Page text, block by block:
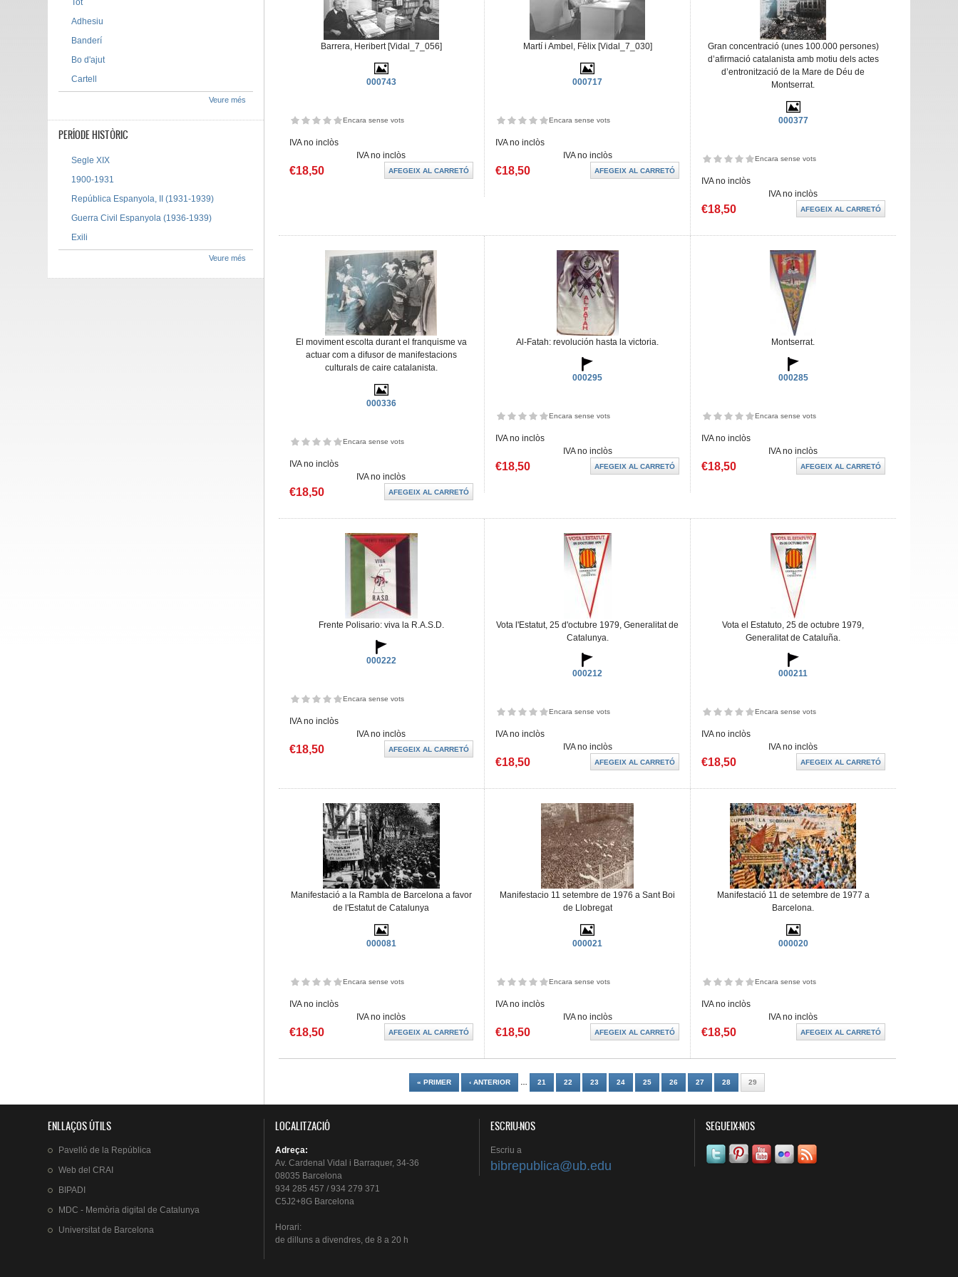
Barrera, Heribert [Vidal_7_056]
000743
Encara sense vots
IVA no inclòs
IVA no inclòs
€18,50
Martí i Ambel, Fèlix [Vidal_7_030]
000717
Encara sense vots
IVA no inclòs
IVA no inclòs
€18,50
Gran concentració (unes 100.000 persones)
d’afirmació catalanista amb motiu dels actes
d’entronització de la Mare de Déu de
Montserrat.
000377
Encara sense vots
IVA no inclòs
IVA no inclòs
€18,50
El moviment escolta durant el franquisme va
actuar com a difusor de manifestacions
culturals de caire catalanista.
000336
Encara sense vots
IVA no inclòs
IVA no inclòs
€18,50
Al-Fatah: revolución hasta la victoria.
000295
Encara sense vots
IVA no inclòs
IVA no inclòs
€18,50
Montserrat.
000285
Encara sense vots
IVA no inclòs
IVA no inclòs
€18,50
Frente Polisario: viva la R.A.S.D.
000222
Encara sense vots
IVA no inclòs
IVA no inclòs
€18,50
Vota l'Estatut, 25 d'octubre 1979, Generalitat de
Catalunya.
000212
Encara sense vots
IVA no inclòs
IVA no inclòs
€18,50
Vota el Estatuto, 25 de octubre 1979,
Generalitat de Cataluña.
000211
Encara sense vots
IVA no inclòs
IVA no inclòs
€18,50
Manifestació a la Rambla de Barcelona a favor
de l'Estatut de Catalunya
000081
Encara sense vots
IVA no inclòs
IVA no inclòs
€18,50
Manifestacio 11 setembre de 1976 a Sant Boi
de Llobregat
000021
Encara sense vots
IVA no inclòs
IVA no inclòs
€18,50
Manifestació 11 de setembre de 1977 a
Barcelona.
000020
Encara sense vots
IVA no inclòs
IVA no inclòs
€18,50
« PRIMER ‹ ANTERIOR 21 22 23 24 25 26 27 28 29
Tot
Adhesiu
Banderí
Bo d'ajut
Cartell
Veure més
PERÍODE HISTÒRIC
Segle XIX
1900-1931
República Espanyola, II (1931-1939)
Guerra Civil Espanyola (1936-1939)
Exili
Veure més
ENLLAÇOS ÚTILS
Pavelló de la República
Web delCRAI
BIPADI
MDC - Memòria digital de Catalunya
Universitat de Barcelona
LOCALITZACIÓ
Adreça:
Av. Cardenal Vidal i Barraquer, 34-36
08035 Barcelona
934 285 457 / 934 279 371
C5J2+8G Barcelona
Horari:
de dillunsa divendres, de 8 a 20 h
ESCRIU-NOS
Escriu a
bibrepublica@ub.edu
SEGUEIX-NOS